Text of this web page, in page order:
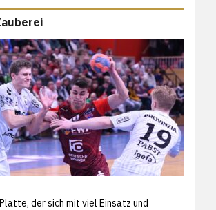
der sich mit viel Einsatz und